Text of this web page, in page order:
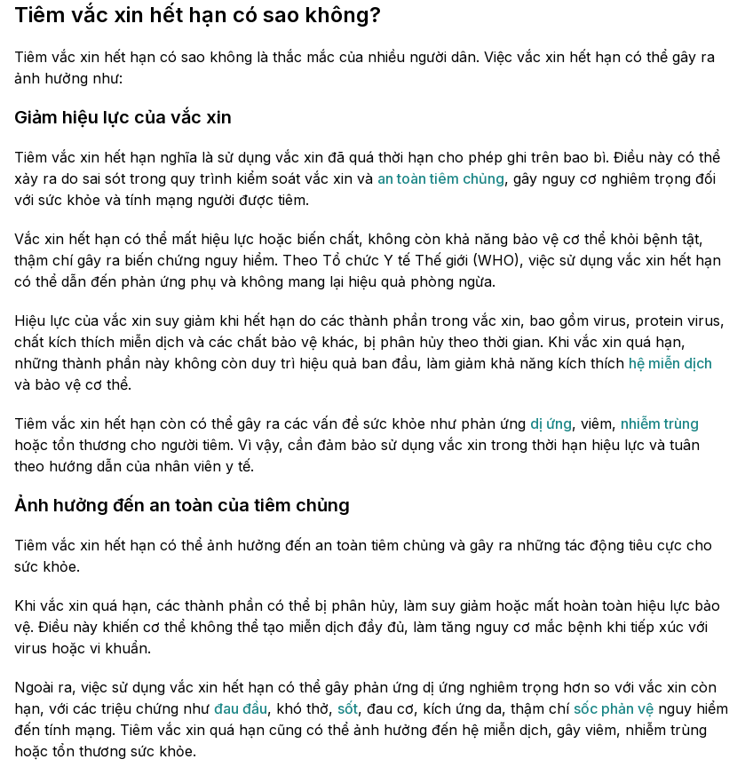
Tiêm vắc xin hết hạn có sao không?
Tiêm vắc xin hết hạn có sao không là thắc mắc của nhiều người dân. Việc vắc xin hết hạn có thể gây ra
ảnh hưởng như:
Giảm hiệu lực của vắc xin
Tiêm vắc xin hết hạn nghĩa là sử dụng vắc xin đã quá thời hạn cho phép ghi trên bao bì. Điều này có thể
xảy ra do sai sót trong quy trình kiểm soát vắc xin và an toàn tiêm chủng, gây nguy cơ nghiêm trọng đối
với sức khỏe và tính mạng người được tiêm.
Vắc xin hết hạn có thể mất hiệu lực hoặc biến chất, không còn khả năng bảo vệ cơ thể khỏi bệnh tật,
thậm chí gây ra biến chứng nguy hiểm. Theo Tổ chức Y tế Thế giới (WHO), việc sử dụng vắc xin hết hạn
có thể dẫn đến phản ứng phụ và không mang lại hiệu quả phòng ngừa.
Hiệu lực của vắc xin suy giảm khi hết hạn do các thành phần trong vắc xin, bao gồm virus, protein virus,
chất kích thích miễn dịch và các chất bảo vệ khác, bị phân hủy theo thời gian. Khi vắc xin quá hạn,
những thành phần này không còn duy trì hiệu quả ban đầu, làm giảm khả năng kích thích hệ miễn dịch
và bảo vệ cơ thể.
Tiêm vắc xin hết hạn còn có thể gây ra các vấn đề sức khỏe như phản ứng dị ứng, viêm, nhiễm trùng
hoặc tổn thương cho người tiêm. Vì vậy, cần đảm bảo sử dụng vắc xin trong thời hạn hiệu lực và tuân
theo hướng dẫn của nhân viên y tế.
Ảnh hưởng đến an toàn của tiêm chủng
Tiêm vắc xin hết hạn có thể ảnh hưởng đến an toàn tiêm chủng và gây ra những tác động tiêu cực cho
sức khỏe.
Khi vắc xin quá hạn, các thành phần có thể bị phân hủy, làm suy giảm hoặc mất hoàn toàn hiệu lực bảo
vệ. Điều này khiến cơ thể không thể tạo miễn dịch đầy đủ, làm tăng nguy cơ mắc bệnh khi tiếp xúc với
virus hoặc vi khuẩn.
Ngoài ra, việc sử dụng vắc xin hết hạn có thể gây phản ứng dị ứng nghiêm trọng hơn so với vắc xin còn
hạn, với các triệu chứng như đau đầu, khó thở, sốt, đau cơ, kích ứng da, thậm chí sốc phản vệ nguy hiểm
đến tính mạng. Tiêm vắc xin quá hạn cũng có thể ảnh hưởng đến hệ miễn dịch, gây viêm, nhiễm trùng
hoặc tổn thương sức khỏe.